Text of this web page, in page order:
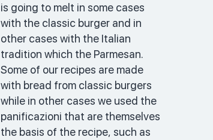
is going to melt in some cases
with the classic burger and in
other cases with the Italian
tradition which the Parmesan.
Some of our recipes are made
with bread from classic burgers
while in other cases we used the
panificazioni that are themselves
the basis of the recipe, such as